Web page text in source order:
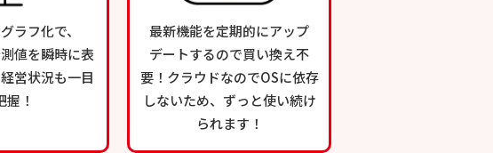
ラフ化で、
値を瞬時に表
営状況も一目
握！
最新機能を定期的にアップ
デートするので買い換え不
要！クラウドなのでOSに依存
しないため、ずっと使い続け
られます！